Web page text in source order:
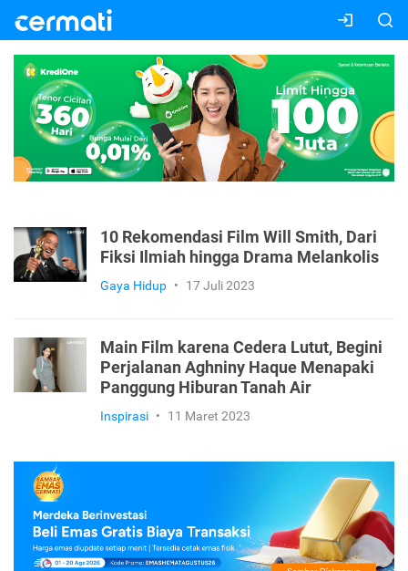
10 Rekomendasi Film Will Smith, Dari
Fiksi Ilmiah hingga Drama Melankolis
Gaya Hidup • 17 Juli 2023
Main Film karena Cedera Lutut, Begini
Perjalanan Aghniny Haque Menapaki
Panggung Hiburan Tanah Air
Inspirasi • 11 Maret 2023